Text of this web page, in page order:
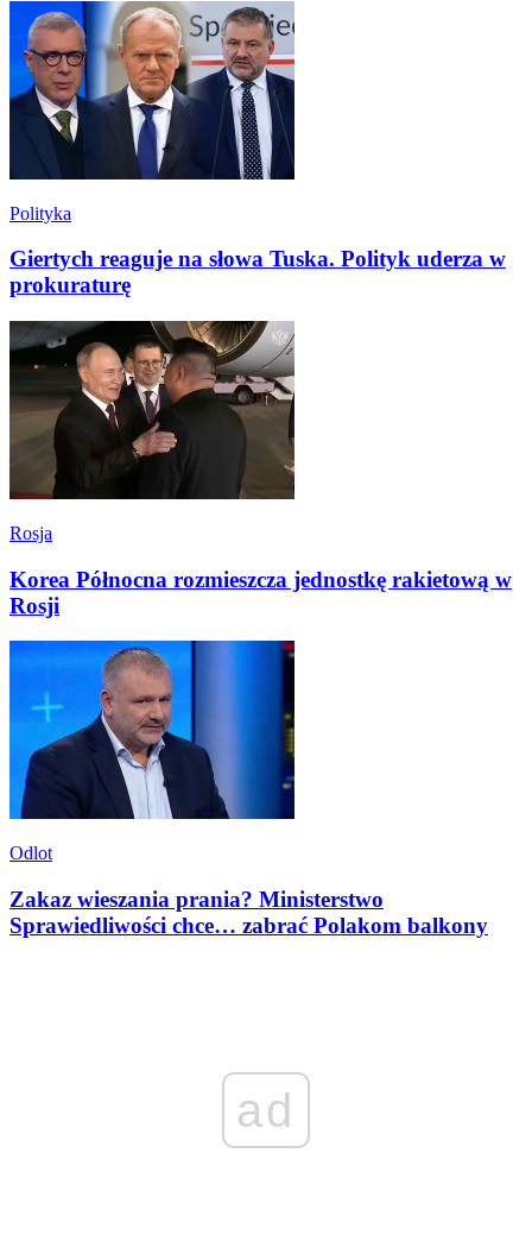
Polityka
Giertych reaguje na słowa Tuska. Polityk uderza w
prokuraturę
Rosja
Korea Północna rozmieszcza jednostkę rakietową w
Rosji
Odlot
Zakaz wieszania prania? Ministerstwo
Sprawiedliwości chce… zabrać Polakom balkony
ad